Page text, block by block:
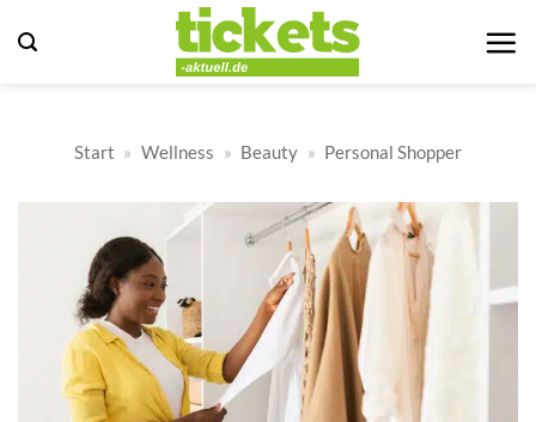
Inhalt
Start » Wellness » Beauty » Personal Shopper